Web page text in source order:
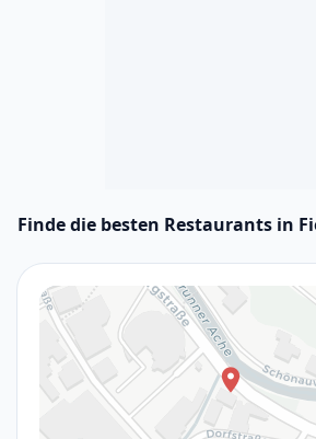
Finde die besten Restaurants in